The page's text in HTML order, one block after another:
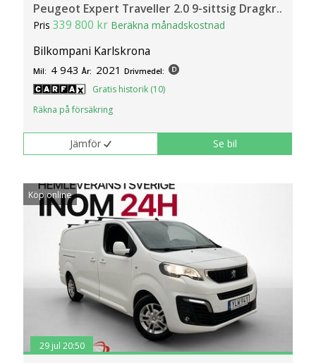
Peugeot Expert Traveller 2.0 9-sittsig Dragkr..
Pris339 800 kr Beräkna månadskostnad
Bilkompani Karlskrona
Mil: 4 943 År: 2021 Drivmedel:
Gratis historik (10)
Räkna på försäkring
Jämför Se bil
Köp online
29 jul 20:50